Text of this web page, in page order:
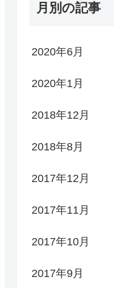
月別の記事
2020年6月
2020年1月
2018年12月
2018年8月
2017年12月
2017年11月
2017年10月
2017年9月